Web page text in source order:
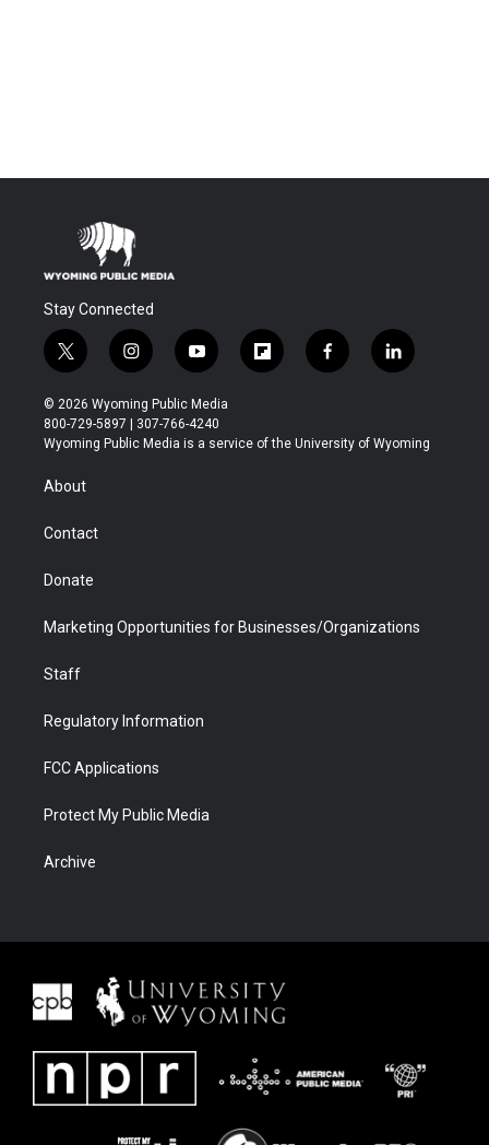
Stay Connected
t
w
i
t
t
r
i
n
s
t
a
y
o
u
t
u
f
l
b
f
a
b
l
i
e
© 2026 Wyoming Public Media
800-729-5897 | 307-766-4240
Wyoming Public Media is a service of the University of Wyoming
About
Contact
Donate
Marketing Opportunities for Businesses/Organizations
Staff
Regulatory Information
FCC Applications
Protect My Public Media
Archive